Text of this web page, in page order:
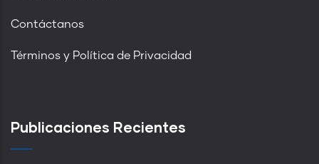
Contáctanos
Términos y Política de Privacidad
Publicaciones Recientes